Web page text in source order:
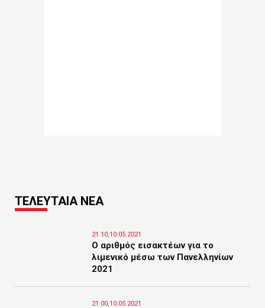
ΤΕΛΕΥΤΑΙΑ ΝΕΑ
21:10,10.05.2021
Ο αριθμός εισακτέων για το
λιμενικό μέσω των Πανελληνίων
2021
21:00,10.05.2021